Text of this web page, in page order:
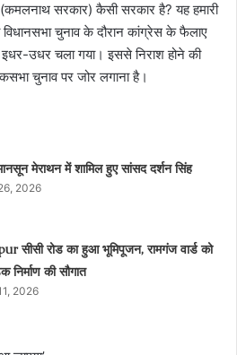
(कमलनाथ सरकार) कैसी सरकार है? यह हमारी
चुनाव के दौरान कांग्रेस के फैलाए
उधर चला गया। इससे निराश होने की
चुनाव पर जोर लगाना है।
मेराथन में शामिल हुए सांसद दर्शन सिंह
2026
सीसी रोड का हुआ भूमिपूजन, रामगंज वार्ड को
निर्माण की सौगात
2026